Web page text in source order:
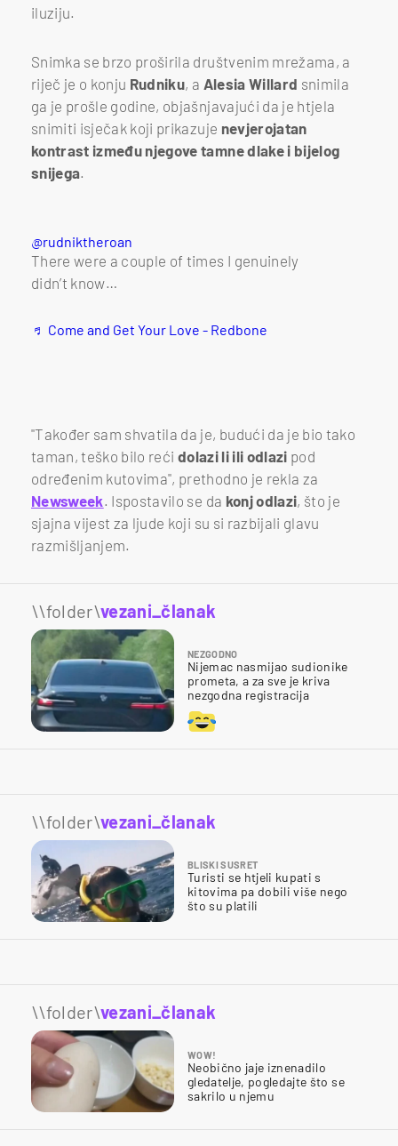
iluziju.
Snimka se brzo proširila društvenim mrežama, a
riječ je o konju Rudniku, a Alesia Willard snimila
ga je prošle godine, objašnjavajući da je htjela
snimiti isječak koji prikazuje nevjerojatan
kontrast između njegove tamne dlake i bijelog
snijega.
@rudniktheroan
There were a couple of times I genuinely
didn’t know…
♬ Come and Get Your Love - Redbone
"Također sam shvatila da je, budući da je bio tako
taman, teško bilo reći dolazi li ili odlazi pod
određenim kutovima", prethodno je rekla za
Newsweek. Ispostavilo se da konj odlazi, što je
sjajna vijest za ljude koji su si razbijali glavu
razmišljanjem.
\\folder\vezani_članak
NEZGODNO
Nijemac nasmijao sudionike
prometa, a za sve je kriva
nezgodna registracija
\\folder\vezani_članak
BLISKI SUSRET
Turisti se htjeli kupati s
kitovima pa dobili više nego
što su platili
\\folder\vezani_članak
WOW!
Neobično jaje iznenadilo
gledatelje, pogledajte što se
sakrilo u njemu